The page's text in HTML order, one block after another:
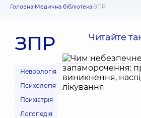
Головна Медична бібліотека ЗПР
ЗПР
Неврологія
Психологія
Психіатрія
Логопедія
Читайте